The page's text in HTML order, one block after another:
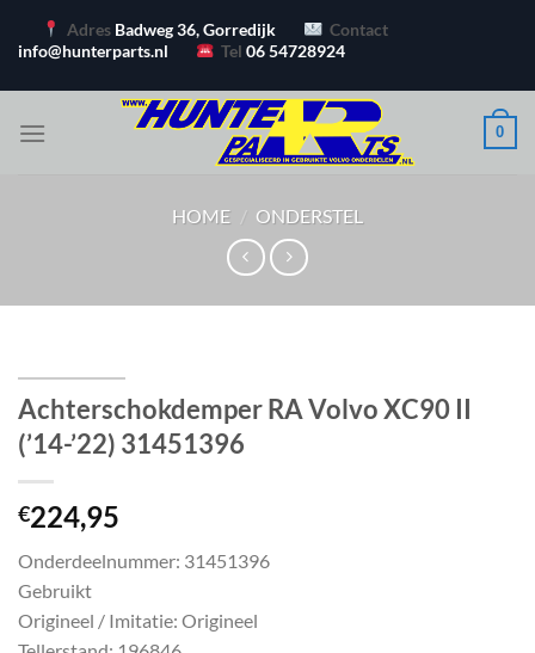
naar
Adres Badweg 36, Gorredijk
Contact
info@hunterparts.nl
Tel06 54728924
0
HOME / ONDERSTEL
Achterschokdemper RA Volvo XC90 II
(’14-’22) 31451396
€224,95
Onderdeelnummer: 31451396
Gebruikt
Origineel / Imitatie: Origineel